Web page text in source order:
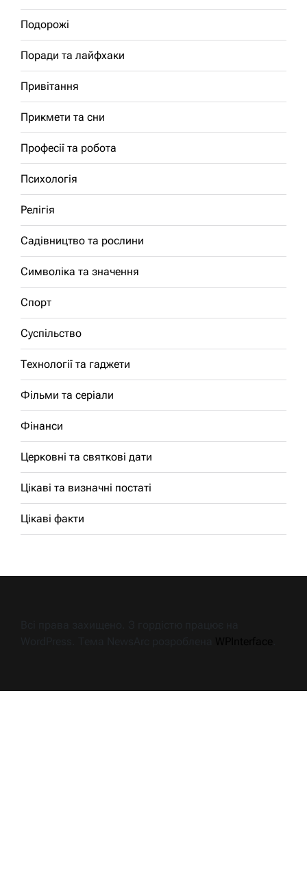
Подорожі
Поради та лайфхаки
Привітання
Прикмети та сни
Професії та робота
Психологія
Релігія
Садівництво та рослини
Символіка та значення
Спорт
Суспільство
Технології та гаджети
Фільми та серіали
Фінанси
Церковні та святкові дати
Цікаві та визначні постаті
Цікаві факти